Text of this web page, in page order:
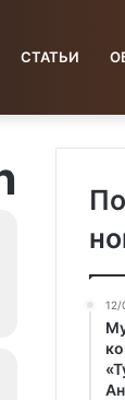
СТАТЬИ
12/